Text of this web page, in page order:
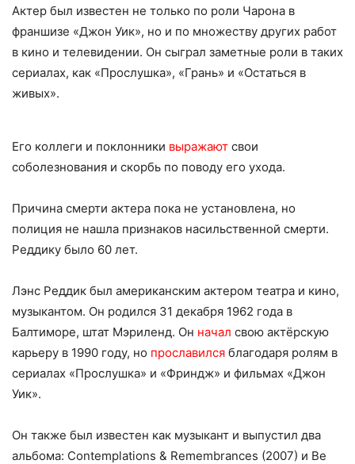
Актер был известен не только по роли Чарона в
франшизе «Джон Уик», но и по множеству других работ
в кино и телевидении. Он сыграл заметные роли в таких
сериалах, как «Прослушка», «Грань» и «Остаться в
живых».
Его коллеги и поклонники выражают свои
соболезнования и скорбь по поводу его ухода.
Причина смерти актера пока не установлена, но
полиция не нашла признаков насильственной смерти.
Реддику было 60 лет.
Лэнс Реддик был американским актером театра и кино,
музыкантом. Он родился 31 декабря 1962 года в
Балтиморе, штат Мэриленд. Он начал свою актёрскую
карьеру в 1990 году, но прославился благодаря ролям в
сериалах «Прослушка» и «Фриндж» и фильмах «Джон
Уик».
Он также был известен как музыкант и выпустил два
альбома: Contemplations & Remembrances (2007) и Be